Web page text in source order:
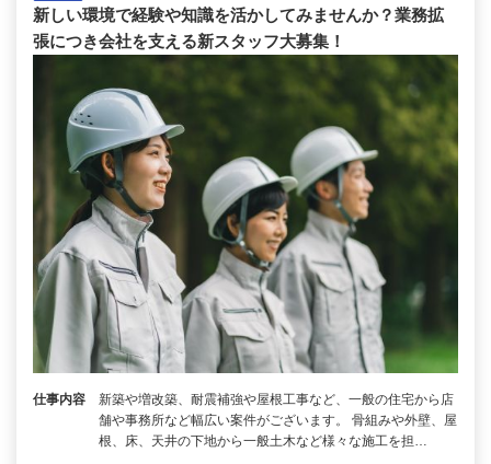
新しい環境で経験や知識を活かしてみませんか？業務拡
張につき会社を支える新スタッフ大募集！
仕事内容
新築や増改築、耐震補強や屋根工事など、一般の住宅から店
舗や事務所など幅広い案件がございます。 骨組みや外壁、屋
根、床、天井の下地から一般土木など様々な施工を担…